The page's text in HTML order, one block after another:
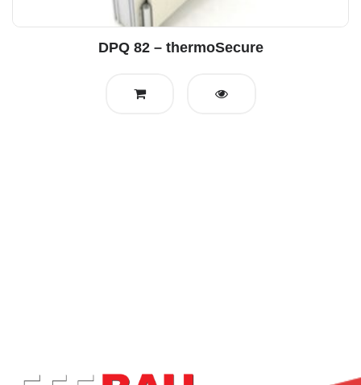
DPQ 82 – thermoSecure